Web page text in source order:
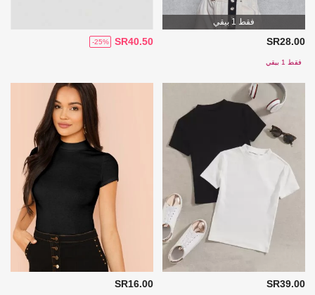
فقط 1 بيقي
SR28.00
فقط 1 بيقي
SR40.50
-25%
SR39.00
SR16.00